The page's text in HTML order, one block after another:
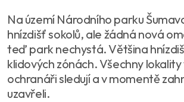
Na území Národního parku
hnízdišť sokolů, ale žádná nová
teď park nechystá. Většina
klidových zónách. Všechny lokality
ochranáři sledují a v momentě
uzavřeli.